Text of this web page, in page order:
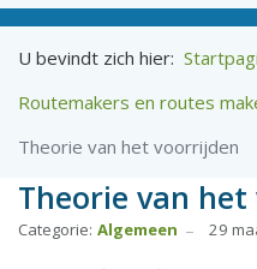
U bevindt zich hier:
Routemakers en routes
Theorie van het voorrijden
Theorie van
Categorie: Algemeen 29